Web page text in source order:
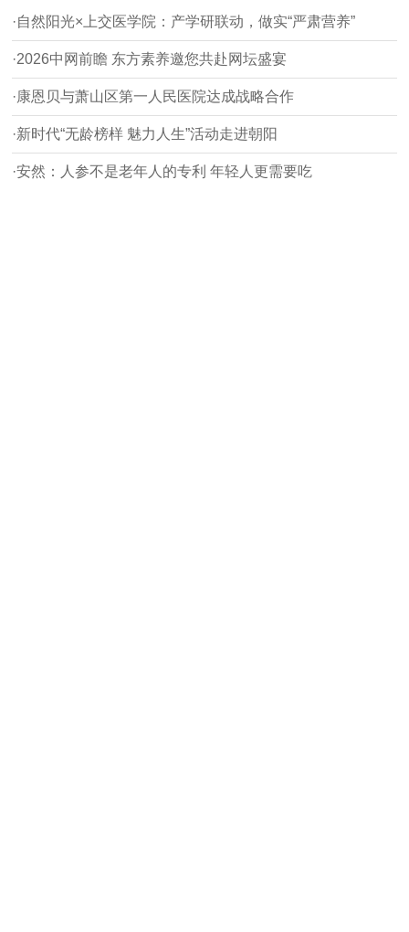
·自然阳光×上交医学院：产学研联动，做实“严肃营养”
·2026中网前瞻 东方素养邀您共赴网坛盛宴
·康恩贝与萧山区第一人民医院达成战略合作
·新时代“无龄榜样 魅力人生”活动走进朝阳
·安然：人参不是老年人的专利 年轻人更需要吃